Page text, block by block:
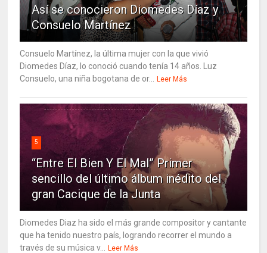
Así se conocieron Diomedes Díaz y
Consuelo Martínez
Consuelo Martínez, la última mujer con la que vivió
Diomedes Díaz, lo conoció cuando tenía 14 años. Luz
Consuelo, una niña bogotana de or...
Leer Más
5
“Entre El Bien Y El Mal” Primer
sencillo del último álbum inédito del
gran Cacique de la Junta
Diomedes Diaz ha sido el más grande compositor y cantante
que ha tenido nuestro país, logrando recorrer el mundo a
través de su música v...
Leer Más